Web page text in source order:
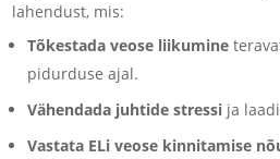
lahendust, mis:
Tõkestada veose liikumine
pidurduse ajal.
Vähendada juhtide stressi ja
Vastata ELi veose kinnitamise